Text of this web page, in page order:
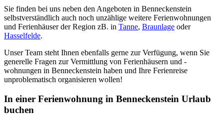
Sie finden bei uns neben den Angeboten in Benneckenstein
selbstverständlich auch noch unzählige weitere Ferienwohnungen
und Ferienhäuser der Region zB. in Tanne, Braunlage oder
Hasselfelde.
Unser Team steht Ihnen ebenfalls gerne zur Verfügung, wenn Sie
generelle Fragen zur Vermittlung von Ferienhäusern und -
wohnungen in Benneckenstein haben und Ihre Ferienreise
unproblematisch organisieren wollen!
In einer Ferienwohnung in Benneckenstein Urlaub
buchen